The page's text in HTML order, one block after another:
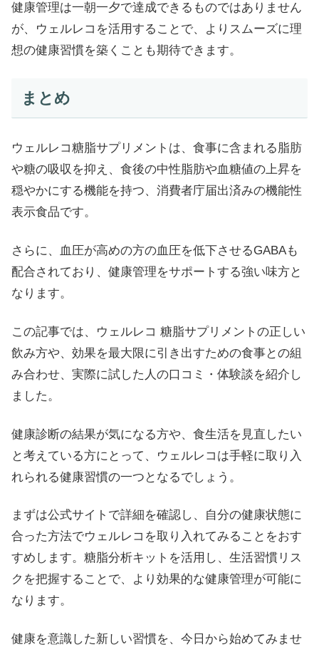
健康管理は一朝一夕で達成できるものではありません
が、ウェルレコを活用することで、よりスムーズに理
想の健康習慣を築くことも期待できます。
まとめ
ウェルレコ糖脂サプリメントは、食事に含まれる脂肪
や糖の吸収を抑え、食後の中性脂肪や血糖値の上昇を
穏やかにする機能を持つ、消費者庁届出済みの機能性
表示食品です。
さらに、血圧が高めの方の血圧を低下させるGABAも
配合されており、健康管理をサポートする強い味方と
なります。
この記事では、ウェルレコ 糖脂サプリメントの正しい
飲み方や、効果を最大限に引き出すための食事との組
み合わせ、実際に試した人の口コミ・体験談を紹介し
ました。
健康診断の結果が気になる方や、食生活を見直したい
と考えている方にとって、ウェルレコは手軽に取り入
れられる健康習慣の一つとなるでしょう。
まずは公式サイトで詳細を確認し、自分の健康状態に
合った方法でウェルレコを取り入れてみることをおす
すめします。糖脂分析キットを活用し、生活習慣リス
クを把握することで、より効果的な健康管理が可能に
なります。
健康を意識した新しい習慣を、今日から始めてみませ